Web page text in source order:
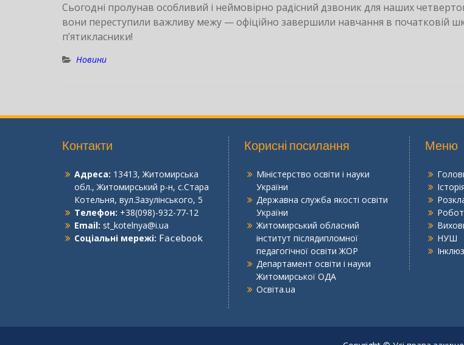
Сьогодні пролунав особливий і неймовірно радісний дзвоник для наших
вони переступили важливу межу — офіційно завершили навчання в початковій
п’ятикласники!
Новини
Контакти
Адреса: 13413, Житомирська
обл., Житомирський р-н, с.Стара
Котельня, вул.Зазулінського, 5
Телефон: +38(098)-932-77-12
Email: st_kotelnya@i.ua
Соціальні мережі: Facebook
Корисні посилання
Міністерство освіти і науки
України
Державна служба якості освіти
України
Житомирський обласний
інститут післядипломної
педагогічної освіти ЖОР
Департамент освіти і науки
Житомирської ОДА
Освіта.ua
Меню
НУШ